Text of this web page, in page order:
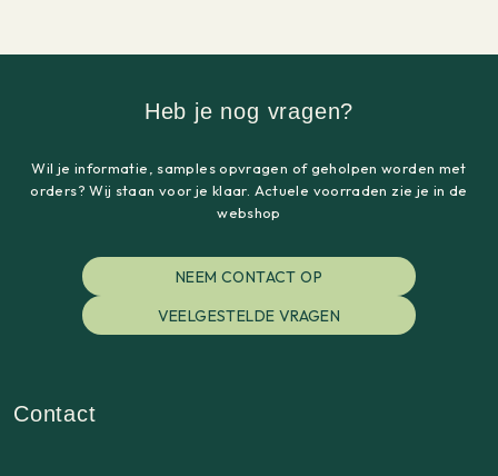
Heb je nog vragen?
Wil je informatie, samples opvragen of geholpen worden met
orders? Wij staan voor je klaar. Actuele voorraden zie je in de
webshop
NEEM CONTACT OP
VEELGESTELDE VRAGEN
Contact